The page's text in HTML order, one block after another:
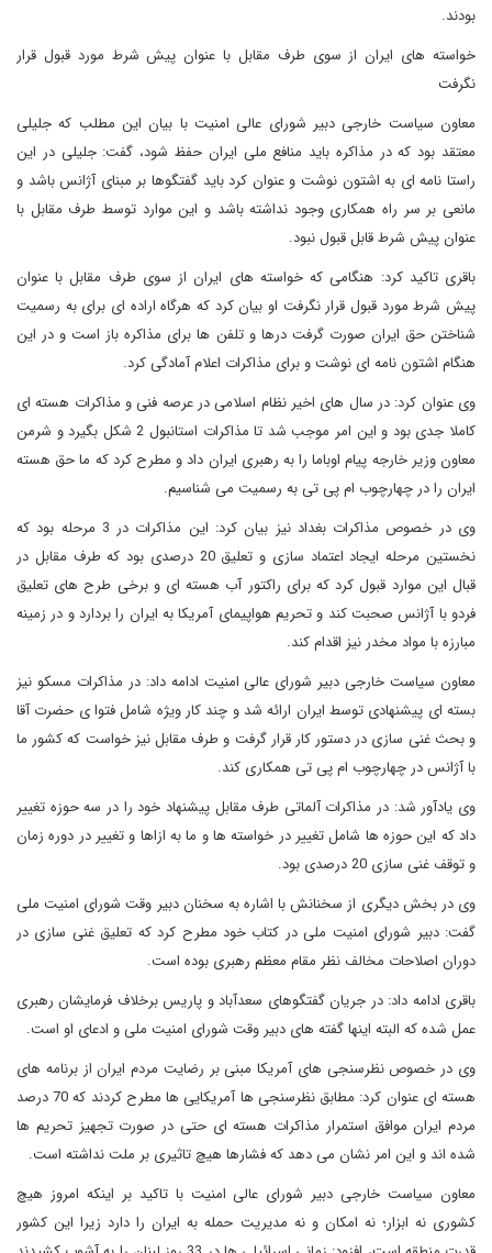
بودند.
خواسته های ایران از سوی طرف مقابل با عنوان پیش شرط مورد قبول قرار
نگرفت
معاون سیاست خارجی دبیر شورای عالی امنیت با بیان این مطلب که جلیلی
معتقد بود که در مذاکره باید منافع ملی ایران حفظ شود، گفت: جلیلی در این
راستا نامه ای به اشتون نوشت و عنوان کرد باید گفتگوها بر مبنای آژانس باشد و
مانعی بر سر راه همکاری وجود نداشته باشد و این موارد توسط طرف مقابل با
عنوان پیش شرط قابل قبول نبود.
باقری تاکید کرد: هنگامی که خواسته های ایران از سوی طرف مقابل با عنوان
پیش شرط مورد قبول قرار نگرفت او بیان کرد که هرگاه اراده ای برای به رسمیت
شناختن حق ایران صورت گرفت درها و تلفن ها برای مذاکره باز است و در این
هنگام اشتون نامه ای نوشت و برای مذاکرات اعلام آمادگی کرد.
وی عنوان کرد: در سال های اخیر نظام اسلامی در عرصه فنی و مذاکرات هسته ای
کاملا جدی بود و این امر موجب شد تا مذاکرات استانبول 2 شکل بگیرد و شرمن
معاون وزیر خارجه پیام اوباما را به رهبری ایران داد و مطرح کرد که ما حق هسته
ایران را در چهارچوب ام پی تی به رسمیت می شناسیم.
وی در خصوص مذاکرات بغداد نیز بیان کرد: این مذاکرات در 3 مرحله بود که
نخستین مرحله ایجاد اعتماد سازی و تعلیق 20 درصدی بود که طرف مقابل در
قبال این موارد قبول کرد که برای راکتور آب هسته ای و برخی طرح های تعلیق
فردو با آژانس صحبت کند و تحریم هواپیمای آمریکا به ایران را بردارد و در زمینه
مبارزه با مواد مخدر نیز اقدام کند.
معاون سیاست خارجی دبیر شورای عالی امنیت ادامه داد: در مذاکرات مسکو نیز
بسته ای پیشنهادی توسط ایران ارائه شد و چند کار ویژه شامل فتوا ی حضرت آقا
و بحث غنی سازی در دستور کار قرار گرفت و طرف مقابل نیز خواست که کشور ما
با آژانس در چهارچوب ام پی تی همکاری کند.
وی یادآور شد: در مذاکرات آلماتی طرف مقابل پیشنهاد خود را در سه حوزه تغییر
داد که این حوزه ها شامل تغییر در خواسته ها و ما به ازاها و تغییر در دوره زمان
و توقف غنی سازی 20 درصدی بود.
وی در بخش دیگری از سخنانش با اشاره به سخنان دبیر وقت شورای امنیت ملی
گفت: دبیر شورای امنیت ملی در کتاب خود مطرح کرد که تعلیق غنی سازی در
دوران اصلاحات مخالف نظر مقام معظم رهبری بوده است.
باقری ادامه داد: در جریان گفتگوهای سعدآباد و پاریس برخلاف فرمایشان رهبری
عمل شده که البته اینها گفته های دبیر وقت شورای امنیت ملی و ادعای او است.
وی در خصوص نظرسنجی های آمریکا مبنی بر رضایت مردم ایران از برنامه های
هسته ای عنوان کرد: مطابق نظرسنجی ها آمریکایی ها مطرح کردند که 70 درصد
مردم ایران موافق استمرار مذاکرات هسته ای حتی در صورت تجهیز تحریم ها
شده اند و این امر نشان می دهد که فشارها هیچ تاثیری بر ملت نداشته است.
معاون سیاست خارجی دبیر شورای عالی امنیت با تاکید بر اینکه امروز هیچ
کشوری نه ابزار؛ نه امکان و نه مدیریت حمله به ایران را دارد زیرا این کشور